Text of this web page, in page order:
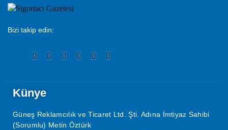
Bizi takip edin:
Künye
Güneş Reklamcılık ve Ticaret Ltd. Şti. Adına İmtiyaz Sahibi
(Sorumlu) Metin Öztürk